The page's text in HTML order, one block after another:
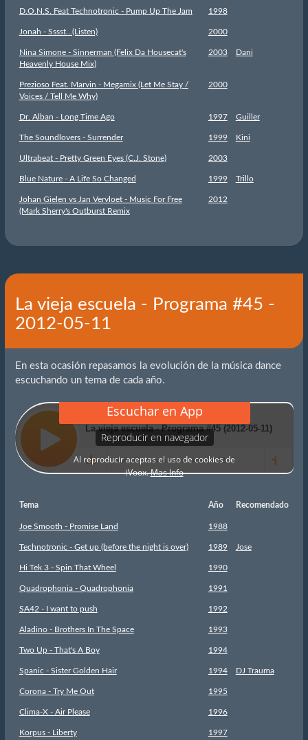
D.O.N.S. Feat Technotronic - Pump Up The Jam 1998
Jonah - Sssst...(Listen) 2000
Nina Simone - Sinnerman (Felix Da Housecat's
Heavenly House Mix)
2003 Dani
Prezioso Feat. Marvin - Megamix (Let Me Stay /
Voices / Tell Me Why)
2000
Dr. Alban - Long Time Ago 1997 Guiller
The Soundlovers - Surrender 1999 Kini
Ultrabeat - Pretty Green Eyes (C.J. Stone) 2003
Blue Nature - A Life So Changed 1999 Trillo
Johan Gielen vs Jan Vervloet - Music For Free
(Mark Sherry's Outburst Remix
2012
La vieja escuela - Programa #45 -
2012-05-11
En esta ocasión repasamos la evolución de la música dance
escuchando un tema de cada año.
Tema Año Recomendado
Joe Smooth - Promise Land 1988
Technotronic - Get up (before the night is over) 1989 Jose
Hi Tek 3 - Spin That Wheel 1990
Quadrophonia - Quadrophonia 1991
SA42 - I want to push 1992
Aladino - Brothers In The Space 1993
Two Up - That's A Boy 1994
Spanic - Sister Golden Hair 1994 DJ Trauma
Corona - Try Me Out 1995
Clima-X - Air Please 1996
Korpus - Liberty 1997